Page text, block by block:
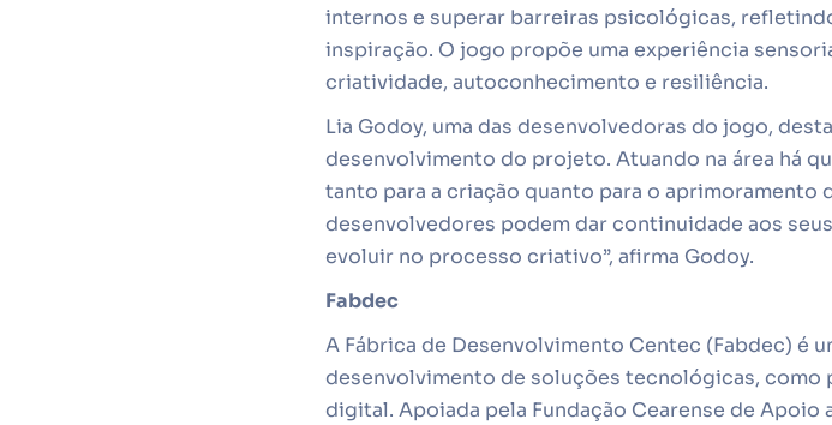
internos e superar barreiras psicológicas,
inspiração. O jogo propõe uma experiência
criatividade, autoconhecimento e resiliência.
Lia Godoy, uma das desenvolvedoras do jogo,
desenvolvimento do projeto. Atuando na área há
tanto para a criação quanto para o aprimoramento
desenvolvedores podem dar continuidade aos
evoluir no processo criativo”, afirma Godoy.
Fabdec
A Fábrica de Desenvolvimento Centec (Fabdec) é
desenvolvimento de soluções tecnológicas,
digital. Apoiada pela Fundação Cearense de